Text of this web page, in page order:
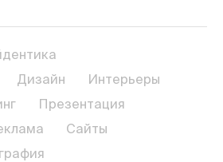
Дизайн
Интерьеры
Презентация
Сайты